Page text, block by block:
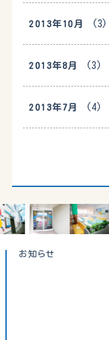
2013年10月 (3)
2013年8月 (3)
2013年7月 (4)
お知らせ